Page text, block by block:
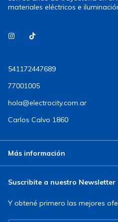
materiales eléctricos e
541172447689
77001005
hola@electrocity.com.ar
Carlos Calvo 1860
Más información
Suscribite a nuestro Newsletter
Y obtené primero las mejores